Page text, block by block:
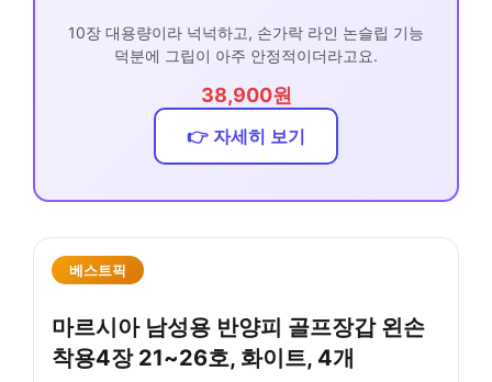
10장 대용량이라 넉넉하고, 손가락 라인 논슬립 기능
덕분에 그립이 아주 안정적이더라고요.
38,900원
👉 자세히 보기
베스트픽
마르시아 남성용 반양피 골프장갑 왼손
착용4장 21~26호, 화이트, 4개